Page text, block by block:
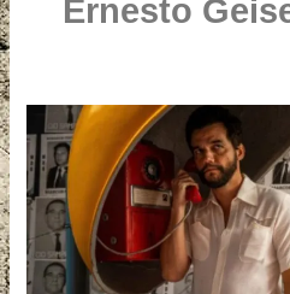
Ernesto
Quem
é
o
agente
secreto?